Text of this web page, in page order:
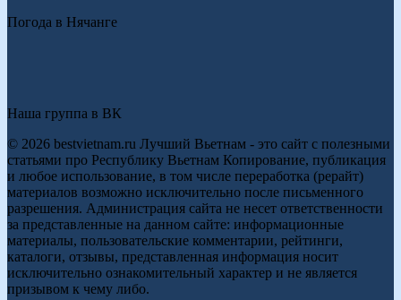
Погода в Нячанге
Наша группа в ВК
© 2026 bestvietnam.ru Лучший Вьетнам - это сайт с полезными
статьями про Республику Вьетнам Копирование, публикация
и любое использование, в том числе переработка (рерайт)
материалов возможно исключительно после письменного
разрешения. Администрация сайта не несет ответственности
за представленные на данном сайте: информационные
материалы, пользовательские комментарии, рейтинги,
каталоги, отзывы, представленная информация носит
исключительно ознакомительный характер и не является
призывом к чему либо.